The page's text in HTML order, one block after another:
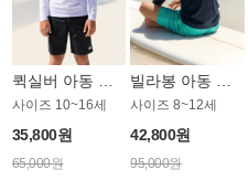
사이즈 10~16세
35,800원
65,000원
사이즈 8~12세
42,800원
95,000원